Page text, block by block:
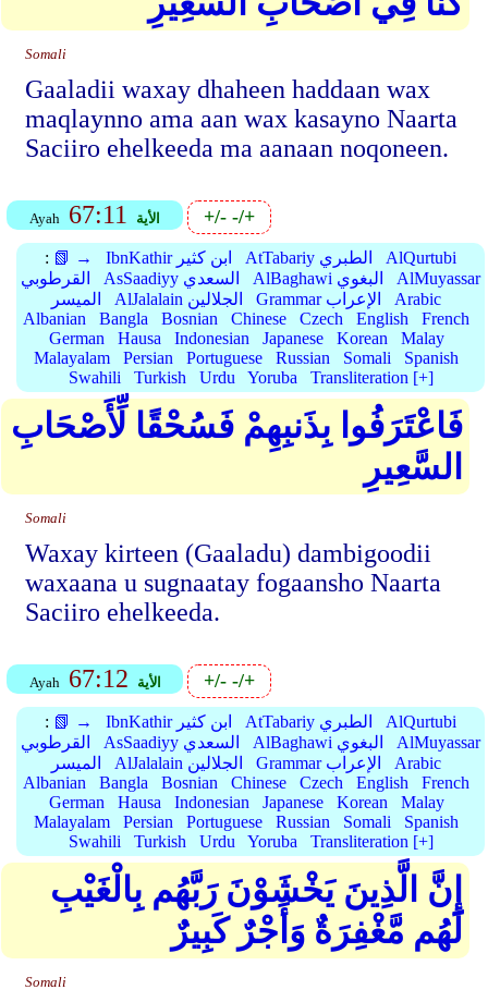
Somali
Gaaladii waxay dhaheen haddaan wax
maqlaynno ama aan wax kasayno Naarta
Saciiro ehelkeeda ma aanaan noqoneen.
Ayah 67:11 الأية +/--/+
: 📗 → IbnKathir ابن كثير AtTabariy الطبري
AlQurtubi
القرطوبي
AsSaadiyy السعدي AlBaghawi البغوي
AlMuyassar
الميسر
AlJalalain الجلالين Grammar الإعراب
Arabic
Albanian
Bangla Bosnian Chinese Czech English
French
German
Hausa Indonesian Japanese Korean
Malay
Malayalam
Persian Portuguese Russian Somali
Spanish
Swahili
Turkish Urdu Yoruba Transliteration [+]
فَاعْتَرَفُوا بِذَنبِهِمْ فَسُحْقًا لِّأَصْحَابِ
السَّعِيرِ
Somali
Waxay kirteen (Gaaladu) dambigoodii
waxaana u sugnaatay fogaansho Naarta
Saciiro ehelkeeda.
Ayah 67:12 الأية +/--/+
: 📗 → IbnKathir ابن كثير AtTabariy الطبري
AlQurtubi
القرطوبي
AsSaadiyy السعدي AlBaghawi البغوي
AlMuyassar
الميسر
AlJalalain الجلالين Grammar الإعراب
Arabic
Albanian
Bangla Bosnian Chinese Czech English
French
German
Hausa Indonesian Japanese Korean
Malay
Malayalam
Persian Portuguese Russian Somali
Spanish
Swahili
Turkish Urdu Yoruba Transliteration [+]
إِنَّ الَّذِينَ يَخْشَوْنَ رَبَّهُم بِالْغَيْبِ
لَهُم مَّغْفِرَةٌ وَأَجْرٌ كَبِيرٌ
Somali